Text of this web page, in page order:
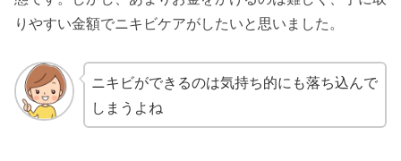
りやすい金額でニキビケアがしたいと思いました。
ニキビができるのは気持ち的にも落ち込んで
しまうよね